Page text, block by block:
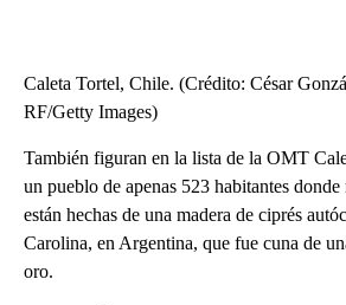
Caleta Tortel, Chile. (Crédito: César
RF/Getty Images)
También figuran en la lista de la OMT
un pueblo de apenas 523 habitantes donde
están hechas de una madera de ciprés
Carolina, en Argentina, que fue cuna de
oro.